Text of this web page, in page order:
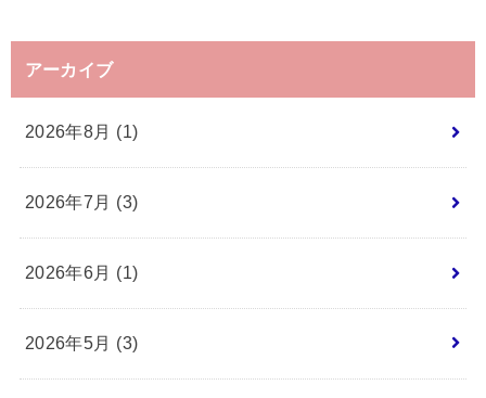
アーカイブ
2026年8月 (1)
2026年7月 (3)
2026年6月 (1)
2026年5月 (3)